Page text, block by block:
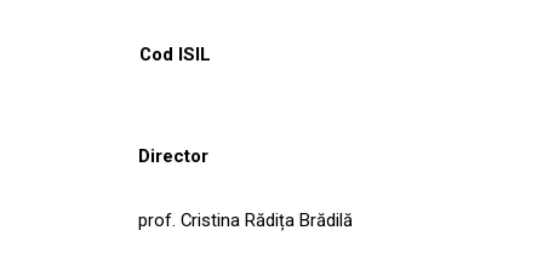
Cod ISIL
Director
prof. Cristina Rădița Brădilă